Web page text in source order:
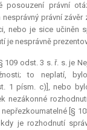
posouzení právní
právní závěr
nebo je sice učiněn
je nesprávně
109 odst. 3 s. ř. s. je
to neplatí,
1 písm. c)], nebo
nezákonné
[§
je rozhodnutí